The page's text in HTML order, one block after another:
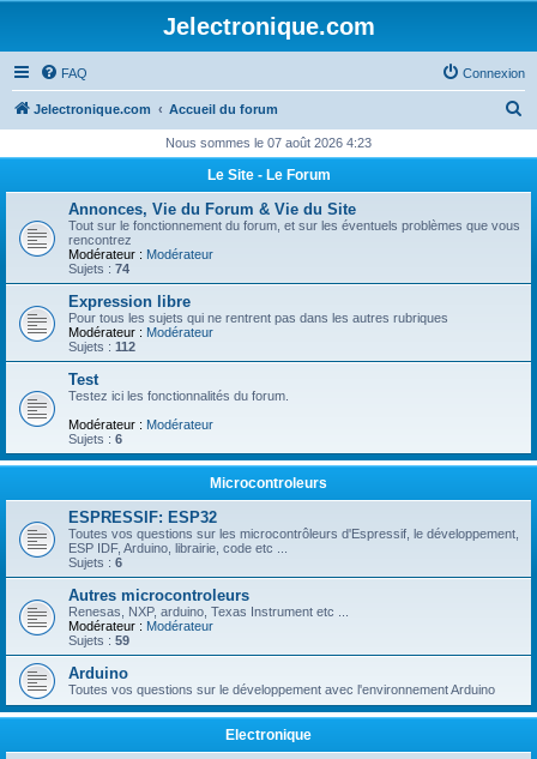
Jelectronique.com
FAQ Connexion
Jelectronique.com Accueil du forum
h
c
r
Nous sommes le 07 août 2026 4:23
Le Site - Le Forum
Annonces, Vie du Forum & Vie du Site
Tout sur le fonctionnement du forum, et sur les éventuels problèmes que vous
rencontrez
Modérateur : Modérateur
Sujets : 74
Expression libre
Pour tous les sujets qui ne rentrent pas dans les autres rubriques
Modérateur : Modérateur
Sujets : 112
Test
Testez ici les fonctionnalités du forum.
Modérateur : Modérateur
Sujets : 6
Microcontroleurs
ESPRESSIF: ESP32
Toutes vos questions sur les microcontrôleurs d'Espressif, le développement,
ESP IDF, Arduino, librairie, code etc ...
Sujets : 6
Autres microcontroleurs
Renesas, NXP, arduino, Texas Instrument etc ...
Modérateur : Modérateur
Sujets : 59
Arduino
Toutes vos questions sur le développement avec l'environnement Arduino
Electronique